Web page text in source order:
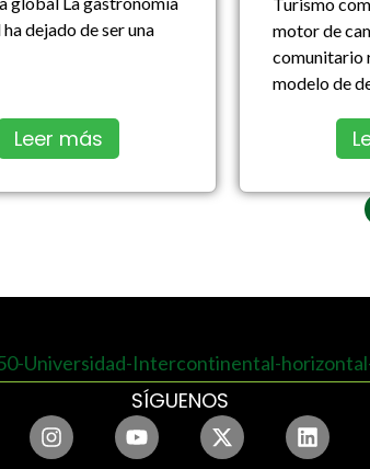
dejado de ser una
Leer más
motor de
comunitario
modelo de
SÍGUENOS